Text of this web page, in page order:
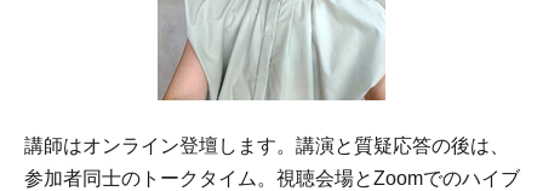
講師はオンライン登壇します。講演と質疑応答の後は、
参加者同士のトークタイム。視聴会場とZoomでのハイブ